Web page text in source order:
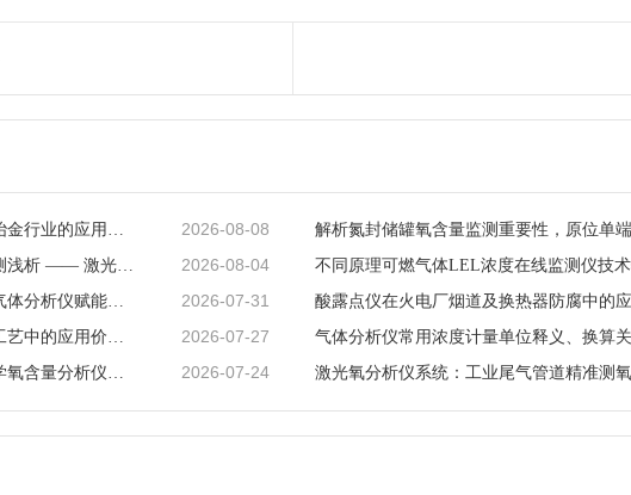
对射式激光气体分析仪在钢铁冶金行业的应用与行业价值 2026-08-08
危废破碎工艺及氧含量在线监测浅析 —— 激光气体分析仪在工艺安全中的应用 2026-08-04
精准控气，智炼钢铁——激光气体分析仪赋能钢铁冶炼高效低碳生产 2026-07-31 酸露点仪在火电厂烟道及换热器防腐中的
电化学氧含量分析仪在离心机工艺中的应用价值与产品解析 2026-07-27
精准控氧，筑牢防线——电化学氧含量分析仪在反应釜工艺中的深度应用 2026-07-24